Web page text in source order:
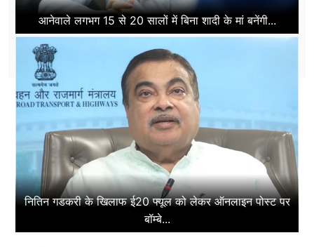
आनेवाले लगभग 15 से 20 सालों में बिना शादी के मां बनेंगी...
नितिन गडकरी के खिलाफ ई20 फ्यूल को लेकर ऑनलाइन पोस्ट पर
बॉम्बे...